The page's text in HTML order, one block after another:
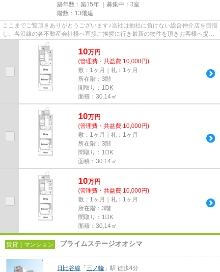
築年数：築15年 ｜募集中： 3室
階数：13階建
ここまでご覧頂きありがとうございます♪当社は他社に負けない総合仲介店を目指
し、各沿線の各不動産会社様へ直接ご挨拶に行き最新の物件を頂きお客様へ提供
しております！最新の情報は...
10万円
(管理費・共益費 10,000円)
敷：1ヶ月｜礼：1ヶ月
所在階：3階
間取り：1DK
面積：30.14㎡
10万円
(管理費・共益費 10,000円)
敷：1ヶ月｜礼：1ヶ月
所在階：3階
間取り：1DK
面積：30.14㎡
10万円
(管理費・共益費 10,000円)
敷：1ヶ月｜礼：1ヶ月
所在階：3階
間取り：1DK
面積：30.14㎡
賃貸｜マンション プライムステージオオシマ
日比谷線 「 三ノ輪 」駅 徒歩4分